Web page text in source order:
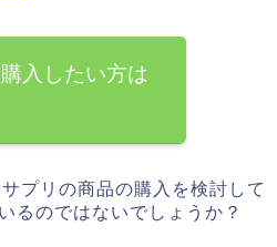
入したい方は
プリの商品の購入を検討して
るのではないでしょうか？